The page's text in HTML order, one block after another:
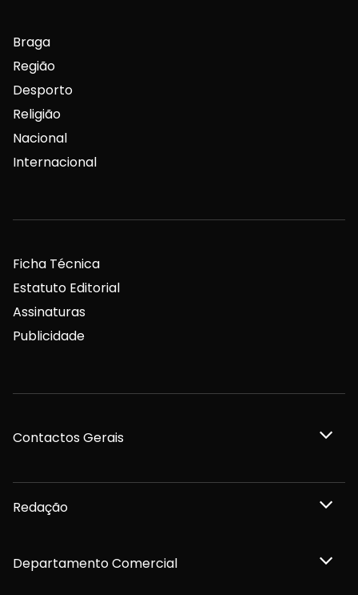
Braga
Região
Desporto
Religião
Nacional
Internacional
Ficha Técnica
Estatuto Editorial
Assinaturas
Publicidade
Contactos Gerais
Redação
Departamento Comercial